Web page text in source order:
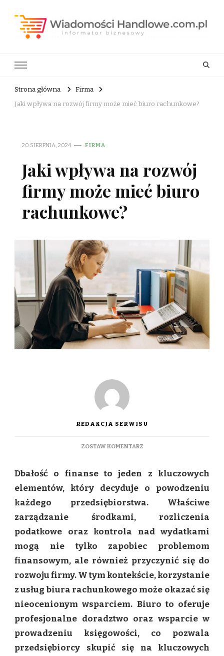
Strona główna
Firma
Jaki wpływa na rozwój firmy może mieć biuro rachunkowe?
20 SIERPNIA, 2024 FIRMA
Jaki wpływa na rozwój
firmy może mieć biuro
rachunkowe?
REDAKCJA SERWISU
ZOSTAW KOMENTARZDO
NA
FIRMY
MOŻE
BIURO
RACHUNKOWE?
Dbałość o finanse to jeden z kluczowych
elementów, który decyduje o powodzeniu
każdego przedsiębiorstwa. Właściwe
zarządzanie środkami, rozliczenia
podatkowe oraz kontrola nad wydatkami
mogą nie tylko zapobiec problemom
finansowym, ale również przyczynić się do
rozwoju firmy. W tym kontekście, korzystanie
z usług biura rachunkowego może okazać się
nieocenionym wsparciem. Biuro to oferuje
profesjonalne doradztwo oraz wsparcie w
prowadzeniu księgowości, co pozwala
przedsiębiorcy skupić się na kluczowych